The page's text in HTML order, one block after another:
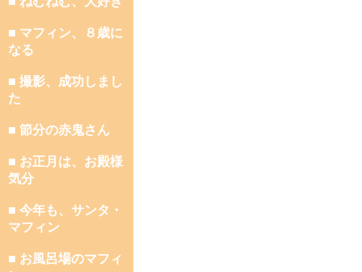
■ マフィン、８歳に
なる
■ 撮影、成功しまし
た
■ 節分の赤鬼さん
■ お正月は、お殿様
気分
■ 今年も、サンタ・
マフィン
■ お風呂場のマフィ